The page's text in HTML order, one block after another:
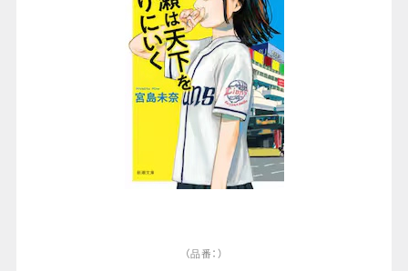
（品番：）